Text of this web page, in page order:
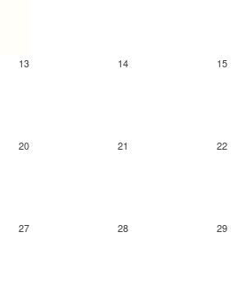
13 14 15
20 21 22
27 28 29